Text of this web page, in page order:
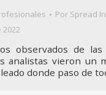
Por Spread
observados de
analistas vieron un
donde paso de